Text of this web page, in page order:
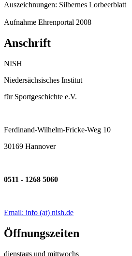
Auszeichnungen: Silbernes Lorbeerblatt
Aufnahme Ehrenportal 2008
Anschrift
NISH
Niedersächsisches Institut
für Sportgeschichte e.V.
Ferdinand-Wilhelm-Fricke-Weg 10
30169 Hannover
0511 - 1268 5060
Email: info (at) nish.de
Öffnungszeiten
dienstags und mittwochs